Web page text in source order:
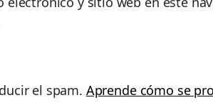
el spam. Aprende cómo se